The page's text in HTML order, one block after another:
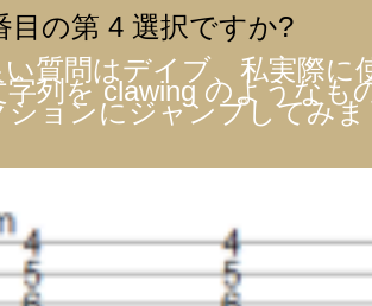
目の第 4 選択ですか?
い質問はデイブ、私実際
字列を clawing のような
ションにジャンプしてみ